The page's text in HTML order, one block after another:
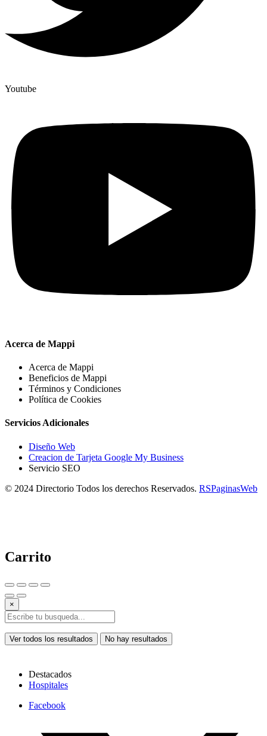
Youtube
Acerca de Mappi
Acerca de Mappi
Beneficios de Mappi
Términos y Condiciones
Política de Cookies
Servicios Adicionales
Diseño Web
Creacion de Tarjeta Google My Business
Servicio SEO
© 2024 Directorio Todos los derechos Reservados. RSPaginasWeb
Carrito
×
Ver todos los resultados No hay resultados
Destacados
Hospitales
Facebook